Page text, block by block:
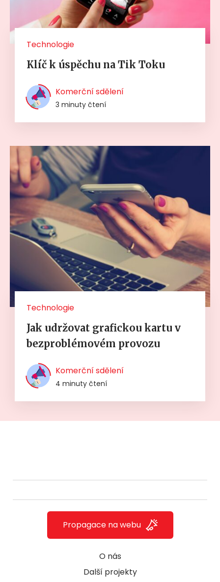
Technologie
Klíč k úspěchu na Tik Toku
Komerční sdělení
3 minuty čtení
Technologie
Jak udržovat grafickou kartu v
bezproblémovém provozu
Komerční sdělení
4 minuty čtení
O nás
Další projekty
Propagace na webu